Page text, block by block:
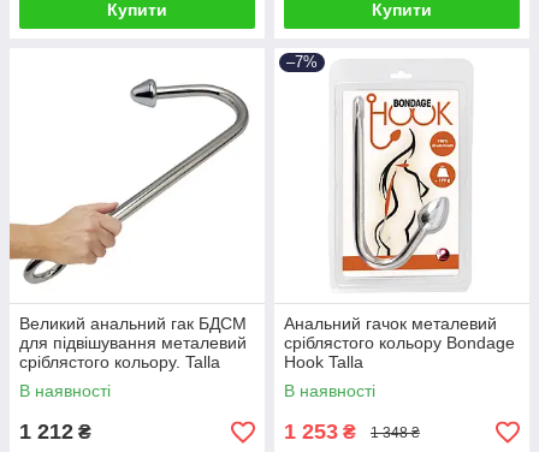
Купити Купити
Великий анальний гак БДСМ
для підвішування металевий
сріблястого кольору. Talla
В наявності
1 212 ₴
–7%
Анальний гачок металевий
сріблястого кольору Bondage
Hook Talla
В наявності
1 253 ₴ 1 348 ₴